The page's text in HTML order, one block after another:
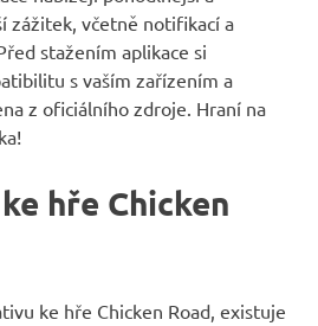
zážitek, včetně notifikací a
stažením aplikace si
s vaším zařízením a
z oficiálního zdroje. Hraní na
hře Chicken
ke hře Chicken Road, existuje